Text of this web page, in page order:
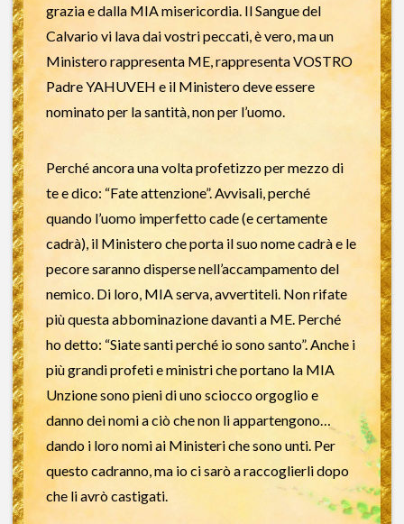
grazia e dalla MIA misericordia. Il Sangue del
Calvario vi lava dai vostri peccati, è vero, ma un
Ministero rappresenta ME, rappresenta VOSTRO
Padre YAHUVEH e il Ministero deve essere
nominato per la santità, non per l’uomo.
Perché ancora una volta profetizzo per mezzo di
te e dico: “Fate attenzione”. Avvisali, perché
quando l’uomo imperfetto cade (e certamente
cadrà), il Ministero che porta il suo nome cadrà e le
pecore saranno disperse nell’accampamento del
nemico. Di loro, MIA serva, avvertiteli. Non rifate
più questa abbominazione davanti a ME. Perché
ho detto: “Siate santi perché io sono santo”. Anche i
più grandi profeti e ministri che portano la MIA
Unzione sono pieni di uno sciocco orgoglio e
danno dei nomi a ciò che non li appartengono…
dando i loro nomi ai Ministeri che sono unti. Per
questo cadranno, ma io ci sarò a raccoglierli dopo
che li avrò castigati.